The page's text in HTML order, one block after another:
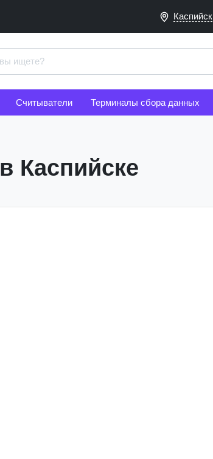
Каспийск
Считыватели Терминалы сбора данных
Каспийске